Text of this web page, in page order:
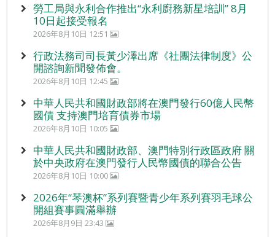
勞工局與永利合作推出“永利廚務新星培訓” 8月
10日起接受報名
2026年8月10日 12:51
行政法務司司長黃少澤出席《社團法律制度》公
開諮詢新聞發佈會。
2026年8月10日 12:45
中華人民共和國財政部將在澳門發行60億人民幣
國債 支持澳門培育債券市場
2026年8月10日 10:05
中華人民共和國財政部、澳門特別行政區政府 關
於中央政府在澳門發行人民幣國債的聯合公告
2026年8月10日 10:00
2026年“琴澳杯”系列賽暨青少年系列賽羽毛球公
開組賽事圓滿舉辦
2026年8月9日 23:43